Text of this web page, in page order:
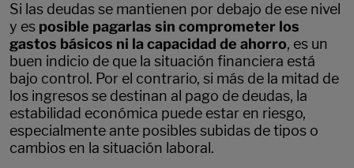
Si las deudas se mantienen por debajo de ese nivel
y es posible pagarlas sin comprometer los
gastos básicos ni la capacidad de ahorro, es un
buen indicio de que la situación financiera está
bajo control. Por el contrario, si más de la mitad de
los ingresos se destinan al pago de deudas, la
estabilidad económica puede estar en riesgo,
especialmente ante posibles subidas de tipos o
cambios en la situación laboral.